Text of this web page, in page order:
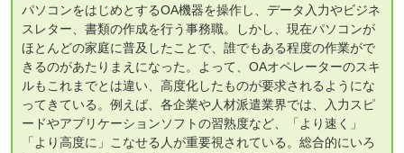
パソコンをはじめとするOA機器を操作し、データ入力やビジネ
スレター、書類の作成を行う事務職。しかし、現在パソコンが
ほとんどの家庭に普及したことで、誰でもある程度の作業がで
きるのがあたりまえになった。よって、OAオペレーターのスキ
ルもこれまでとは違い、高度化したものが要求されるようにな
ってきている。例えば、各企業や人材派遣業界では、入力スピ
ードやアプリケーションソフトの習熟度など、「より速く」
「より高度に」こなせる人が重要視されている。総合的にいろ